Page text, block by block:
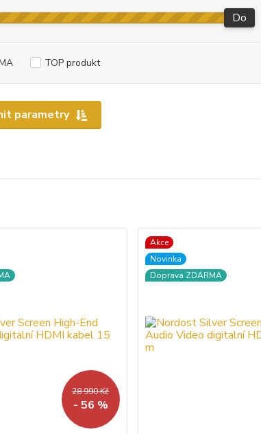
parametry
Do
TOP produkt
28 990 Kč
- 56 %
Akce
Novinka
Doprava ZDARMA